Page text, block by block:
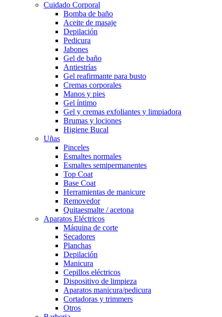
Cuidado Corporal
Bomba de baño
Aceite de masaje
Depilación
Pedicura
Jabones
Gel de baño
Antiestrías
Gel reafirmante para busto
Cremas corporales
Manos y pies
Gel íntimo
Gel y cremas exfoliantes y limpiadora
Brumas y lociones
Higiene Bucal
Uñas
Pinceles
Esmaltes normales
Esmaltes semipermanentes
Top Coat
Base Coat
Herramientas de manicure
Removedor
Quitaesmalte / acetona
Aparatos Eléctricos
Máquina de corte
Secadores
Planchas
Depilación
Manicura
Cepillos eléctricos
Dispositivo de limpieza
Aparatos manicura/pedicura
Cortadoras y trimmers
Otros